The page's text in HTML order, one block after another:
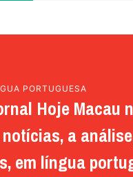
PORTUGUESA
Hoje Macau
a
em língua